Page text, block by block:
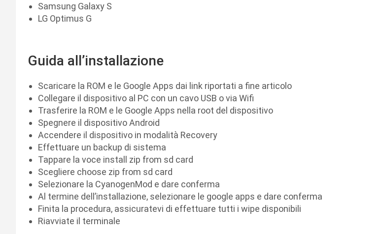
Samsung Galaxy S
LG Optimus G
Guida all’installazione
Scaricare la ROM e le Google Apps dai link riportati a fine articolo
Collegare il dispositivo al PC con un cavo USB o via Wifi
Trasferire la ROM e le Google Apps nella root del dispositivo
Spegnere il dispositivo Android
Accendere il dispositivo in modalità Recovery
Effettuare un backup di sistema
Tappare la voce install zip from sd card
Scegliere choose zip from sd card
Selezionare la CyanogenMod e dare conferma
Al termine dell’installazione, selezionare le google apps e dare conferma
Finita la procedura, assicuratevi di effettuare tutti i wipe disponibili
Riavviate il terminale